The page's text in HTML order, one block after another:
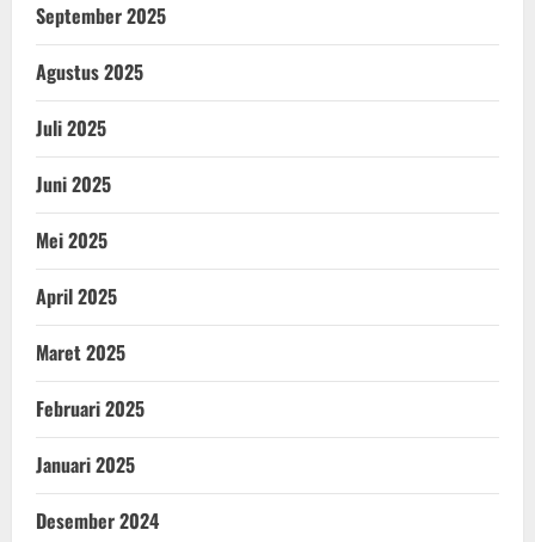
September 2025
Agustus 2025
Juli 2025
Juni 2025
Mei 2025
April 2025
Maret 2025
Februari 2025
Januari 2025
Desember 2024